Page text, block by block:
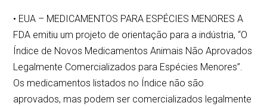
• EUA – MEDICAMENTOS PARA ESPÉCIES MENORES A
FDA emitiu um projeto de orientação para a indústria, “O
Índice de Novos Medicamentos Animais Não Aprovados
Legalmente Comercializados para Espécies Menores”.
Os medicamentos listados no Índice não são
aprovados, mas podem ser comercializados legalmente